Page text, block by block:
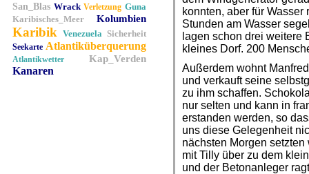
San_Blas Wrack Verletzung Guna
Karibisches_Meer
Kolumbien
Karibik Venezuela Sicherheit
Seekarte Atlantiküberquerung
Atlantikwetter Kap_Verden
Kanaren
konnten, aber für
Stunden am Wasser
lagen schon drei weitere
kleines Dorf. 200
Außerdem wohnt
und verkauft seine
zu ihm schaffen.
nur selten und kann in
erstanden werden, so
uns diese Gelegenheit
nächsten Morgen
mit Tilly über zu dem
und der Betonanleger